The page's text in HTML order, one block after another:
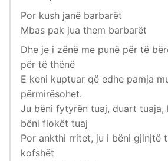
Por kush janë barbarët
Mbas pak jua them barbarët
Dhe je i zënë me punë për të
për të thënë
E keni kuptuar që edhe pamja
përmirësohet.
Ju bëni fytyrën tuaj, duart tuaja,
bëni flokët tuaj
Por ankthi rritet, ju i bëni gjinjtë
kofshët